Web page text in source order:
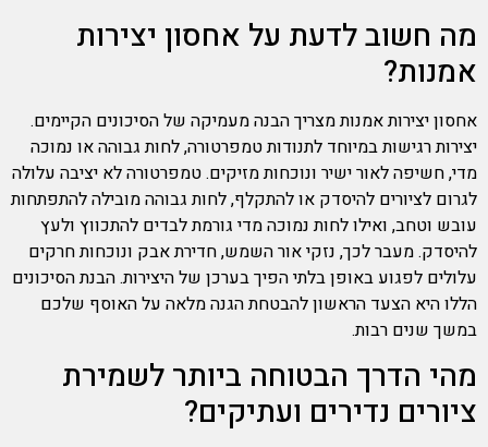
מה חשוב לדעת על אחסון יצירות
אמנות?
אחסון יצירות אמנות מצריך הבנה מעמיקה של הסיכונים הקיימים.
יצירות רגישות במיוחד לתנודות טמפרטורה, לחות גבוהה או נמוכה
מדי, חשיפה לאור ישיר ונוכחות מזיקים. טמפרטורה לא יציבה עלולה
לגרום לציורים להיסדק או להתקלף, לחות גבוהה מובילה להתפתחות
עובש וטחב, ואילו לחות נמוכה מדי גורמת לבדים להתכווץ ולעץ
להיסדק. מעבר לכך, נזקי אור השמש, חדירת אבק ונוכחות חרקים
עלולים לפגוע באופן בלתי הפיך בערכן של היצירות. הבנת הסיכונים
הללו היא הצעד הראשון להבטחת הגנה מלאה על האוסף שלכם
במשך שנים רבות.
מהי הדרך הבטוחה ביותר לשמירת
ציורים נדירים ועתיקים?